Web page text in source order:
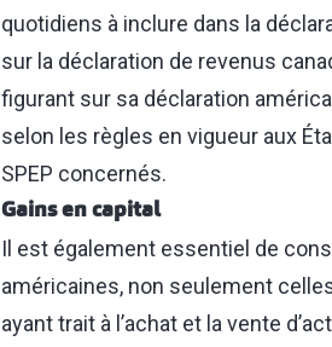
quotidiens à inclure dans la
sur la déclaration de revenus
figurant sur sa déclaration
selon les règles en vigueur aux
SPEP concernés.
Gains en capital
Il est également essentiel de
américaines, non seulement
ayant trait à l’achat et la vente